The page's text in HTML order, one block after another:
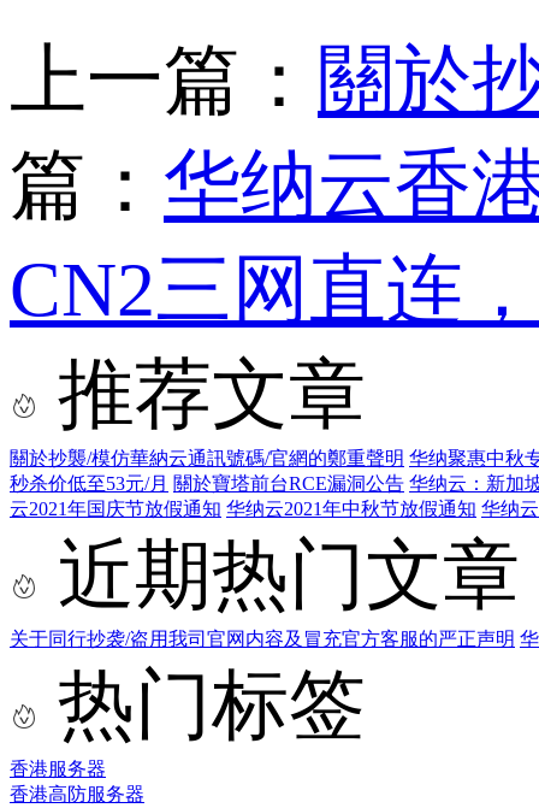
上一篇： 關於
篇： 华纳云香
CN2三网直连
推荐文章
關於抄襲/模仿華納云通訊號碼/官網的鄭重聲明 华纳聚惠中秋
秒杀价低至53元/月 關於寶塔前台RCE漏洞公告 华纳云：新加
云2021年国庆节放假通知 华纳云2021年中秋节放假通知 华纳
近期热门文章
关于同行抄袭/盗用我司官网内容及冒充官方客服的严正声明
热门标签
香港服务器
香港高防服务器